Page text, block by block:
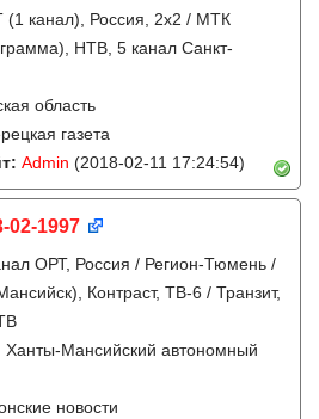
(1 канал), Россия, 2x2 / МТК
НТВ, 5 канал Санкт-
область
газета
Admin (2018-02-11 17:24:54)
02-1997
ОРТ, Россия / Регион-Тюмень /
Контраст, ТВ-6 / Транзит,
Ханты-Мансийский автономный
новости